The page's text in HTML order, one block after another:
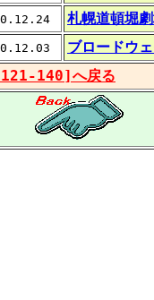
札幌道頓堀
ブロードウ
140]へ戻る